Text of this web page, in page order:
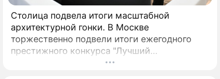
Столица подвела итоги масштабной
архитектурной гонки. В Москве
торжественно подвели итоги ежегодного
престижного конкурса "Лучший
реализованный проект в области